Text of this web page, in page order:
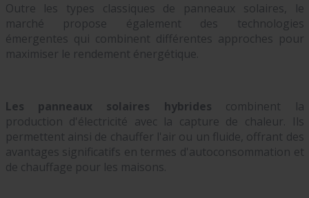
Outre les types classiques de panneaux solaires, le
marché propose également des technologies
émergentes qui combinent différentes approches pour
maximiser le rendement énergétique.
Les panneaux solaires hybrides combinent la
production d'électricité avec la capture de chaleur. Ils
permettent ainsi de chauffer l'air ou un fluide, offrant des
avantages significatifs en termes d'autoconsommation et
de chauffage pour les maisons.